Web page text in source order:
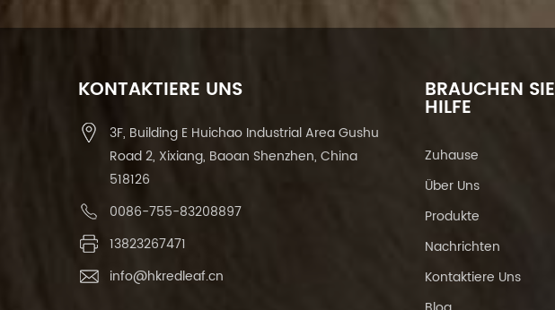
KONTAKTIERE UNS
3F, Building E Huichao Industrial Area Gushu
Road 2, Xixiang, Baoan Shenzhen, China
518126
0086-755-83208897
13823267471
info@hkredleaf.cn
BRAUCHEN SIE
HILFE
Zuhause
Über Uns
Produkte
Nachrichten
Kontaktiere Uns